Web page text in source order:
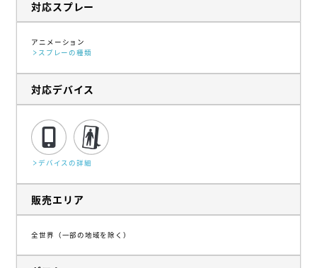
対応スプレー
アニメーション
スプレーの種類
対応デバイス
デバイスの詳細
販売エリア
全世界（一部の地域を除く）